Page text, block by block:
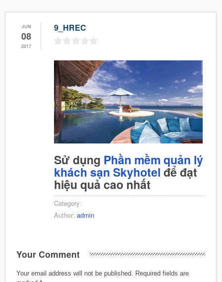
JUN
08
2017
9_HREC
Sử dụng Phần mềm quản lý
khách sạn Skyhotel để đạt
hiệu quả cao nhất
Category:
Author: admin
Your Comment
Your email address will not be published.
Required fields are